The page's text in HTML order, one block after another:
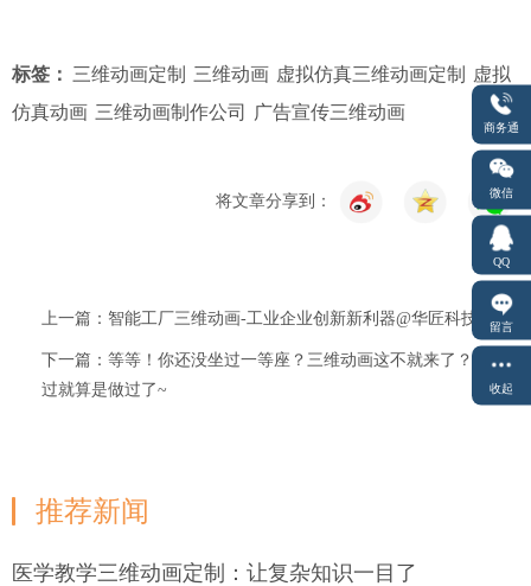
标签： 三维动画定制 三维动画 虚拟仿真三维动画定制
虚拟
仿真动画 三维动画制作公司 广告宣传三维动画
将文章分享到：
上一篇：智能工厂三维动画-工业企业创新新利器@华匠科技
下一篇：等等！你还没坐过一等座？三维动画这不就来了？看
过就算是做过了~
推荐新闻
医学教学三维动画定制：让复杂知识一目了
商务通
微信
QQ
留言
收起